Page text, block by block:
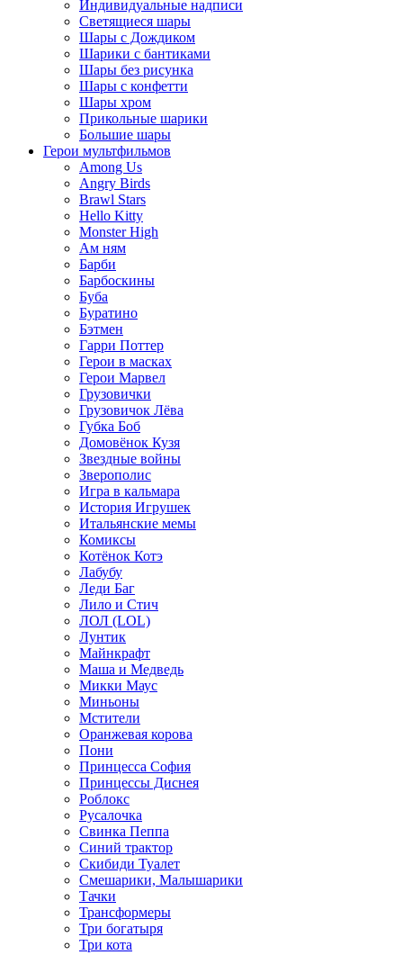
Индивидуальные надписи
Светящиеся шары
Шары с Дождиком
Шарики с бантиками
Шары без рисунка
Шары с конфетти
Шары хром
Прикольные шарики
Большие шары
Герои мультфильмов
Among Us
Angry Birds
Brawl Stars
Hello Kitty
Monster High
Ам ням
Барби
Барбоскины
Буба
Буратино
Бэтмен
Гарри Поттер
Герои в масках
Герои Марвел
Грузовички
Грузовичок Лёва
Губка Боб
Домовёнок Кузя
Звездные войны
Зверополис
Игра в кальмара
История Игрушек
Итальянские мемы
Комиксы
Котёнок Котэ
Лабубу
Леди Баг
Лило и Стич
ЛОЛ (LOL)
Лунтик
Майнкрафт
Маша и Медведь
Микки Маус
Миньоны
Мстители
Оранжевая корова
Пони
Принцесса София
Принцессы Диснея
Роблокс
Русалочка
Свинка Пеппа
Синий трактор
Скибиди Туалет
Смешарики, Малышарики
Тачки
Трансформеры
Три богатыря
Три кота